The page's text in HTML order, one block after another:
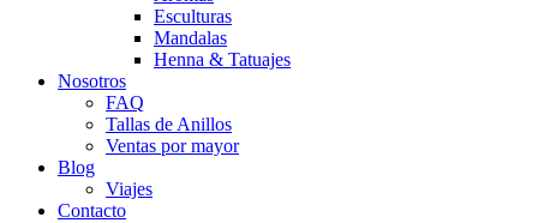
Esculturas
Mandalas
Henna & Tatuajes
Nosotros
FAQ
Tallas de Anillos
Ventas por mayor
Blog
Viajes
Contacto